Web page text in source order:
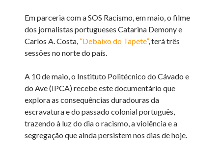
Em parceria com a SOS Racismo, em maio, o filme
dos jornalistas portugueses Catarina Demony e
Carlos A. Costa, “Debaixo do Tapete”, terá três
sessões no norte do país.
A 10 de maio, o Instituto Politécnico do Cávado e
do Ave (IPCA) recebe este documentário que
explora as consequências duradouras da
escravatura e do passado colonial português,
trazendo à luz do dia o racismo, a violência e a
segregação que ainda persistem nos dias de hoje.